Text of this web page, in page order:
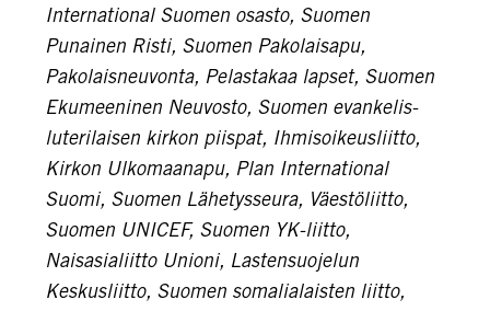
International Suomen osasto, Suomen
Punainen Risti, Suomen Pakolaisapu,
Pakolaisneuvonta, Pelastakaa lapset, Suomen
Ekumeeninen Neuvosto, Suomen evankelis-
luterilaisen kirkon piispat, Ihmisoikeusliitto,
Kirkon Ulkomaanapu, Plan International
Suomi, Suomen Lähetysseura, Väestöliitto,
Suomen UNICEF, Suomen YK-liitto,
Naisasialiitto Unioni, Lastensuojelun
Keskusliitto, Suomen somalialaisten liitto,